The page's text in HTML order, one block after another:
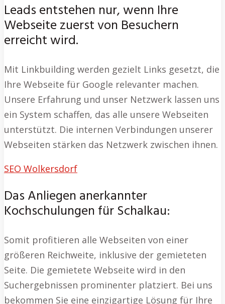
Leads entstehen nur, wenn Ihre
Webseite zuerst von Besuchern
erreicht wird.
Mit Linkbuilding werden gezielt Links gesetzt, die
Ihre Webseite für Google relevanter machen.
Unsere Erfahrung und unser Netzwerk lassen uns
ein System schaffen, das alle unsere Webseiten
unterstützt. Die internen Verbindungen unserer
Webseiten stärken das Netzwerk zwischen ihnen.
SEO Wolkersdorf
Das Anliegen anerkannter
Kochschulungen für Schalkau:
Somit profitieren alle Webseiten von einer
größeren Reichweite, inklusive der gemieteten
Seite. Die gemietete Webseite wird in den
Suchergebnissen prominenter platziert. Bei uns
bekommen Sie eine einzigartige Lösung für Ihre